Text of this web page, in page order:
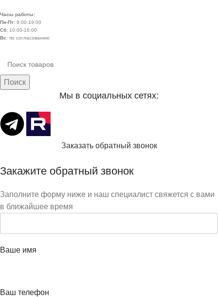
Часы работы:
Пн-Пт: 9:00-19:00
Сб: 10:00-16:00
Вс: по согласованию
Поиск
Мы в социальных сетях:
Заказать обратный звонок
Закажите обратный звонок
Заполните форму ниже и наш специалист свяжется с вами
в ближайшее время
Ваше имя
Ваш телефон